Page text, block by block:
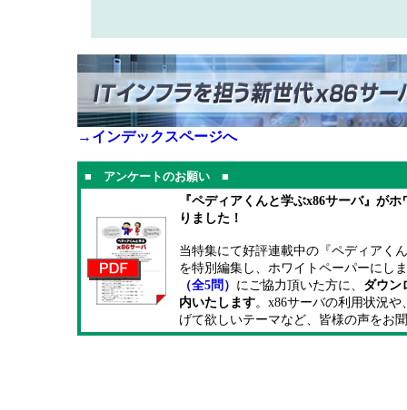
→インデックスページへ
■ アンケートのお願い ■
『ペディアくんと学ぶx86サーバ』が
りました！
当特集にて好評連載中の『ペディアく
を特別編集し、ホワイトペーパーにし
（全5問） にご協力頂いた方に、 ダウン
内いたします。x86サーバの利用状況
げて欲しいテーマなど、皆様の声をお